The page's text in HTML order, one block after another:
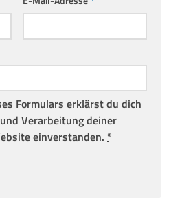
Formulars erklärst du dich
Verarbeitung deiner
einverstanden. *